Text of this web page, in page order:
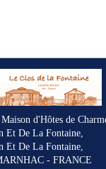
d'Hôtes de
Et De La Fontaine,
Et De La Fontaine,
- FRANCE